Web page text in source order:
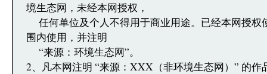
境生态网，未经本网授权，
任何单位及个人不得用于商业用途。已经本网授权
围内使用，并注明
“来源：环境生态网”。
2、凡本网注明 “来源：XXX（非环境生态网）” 的作